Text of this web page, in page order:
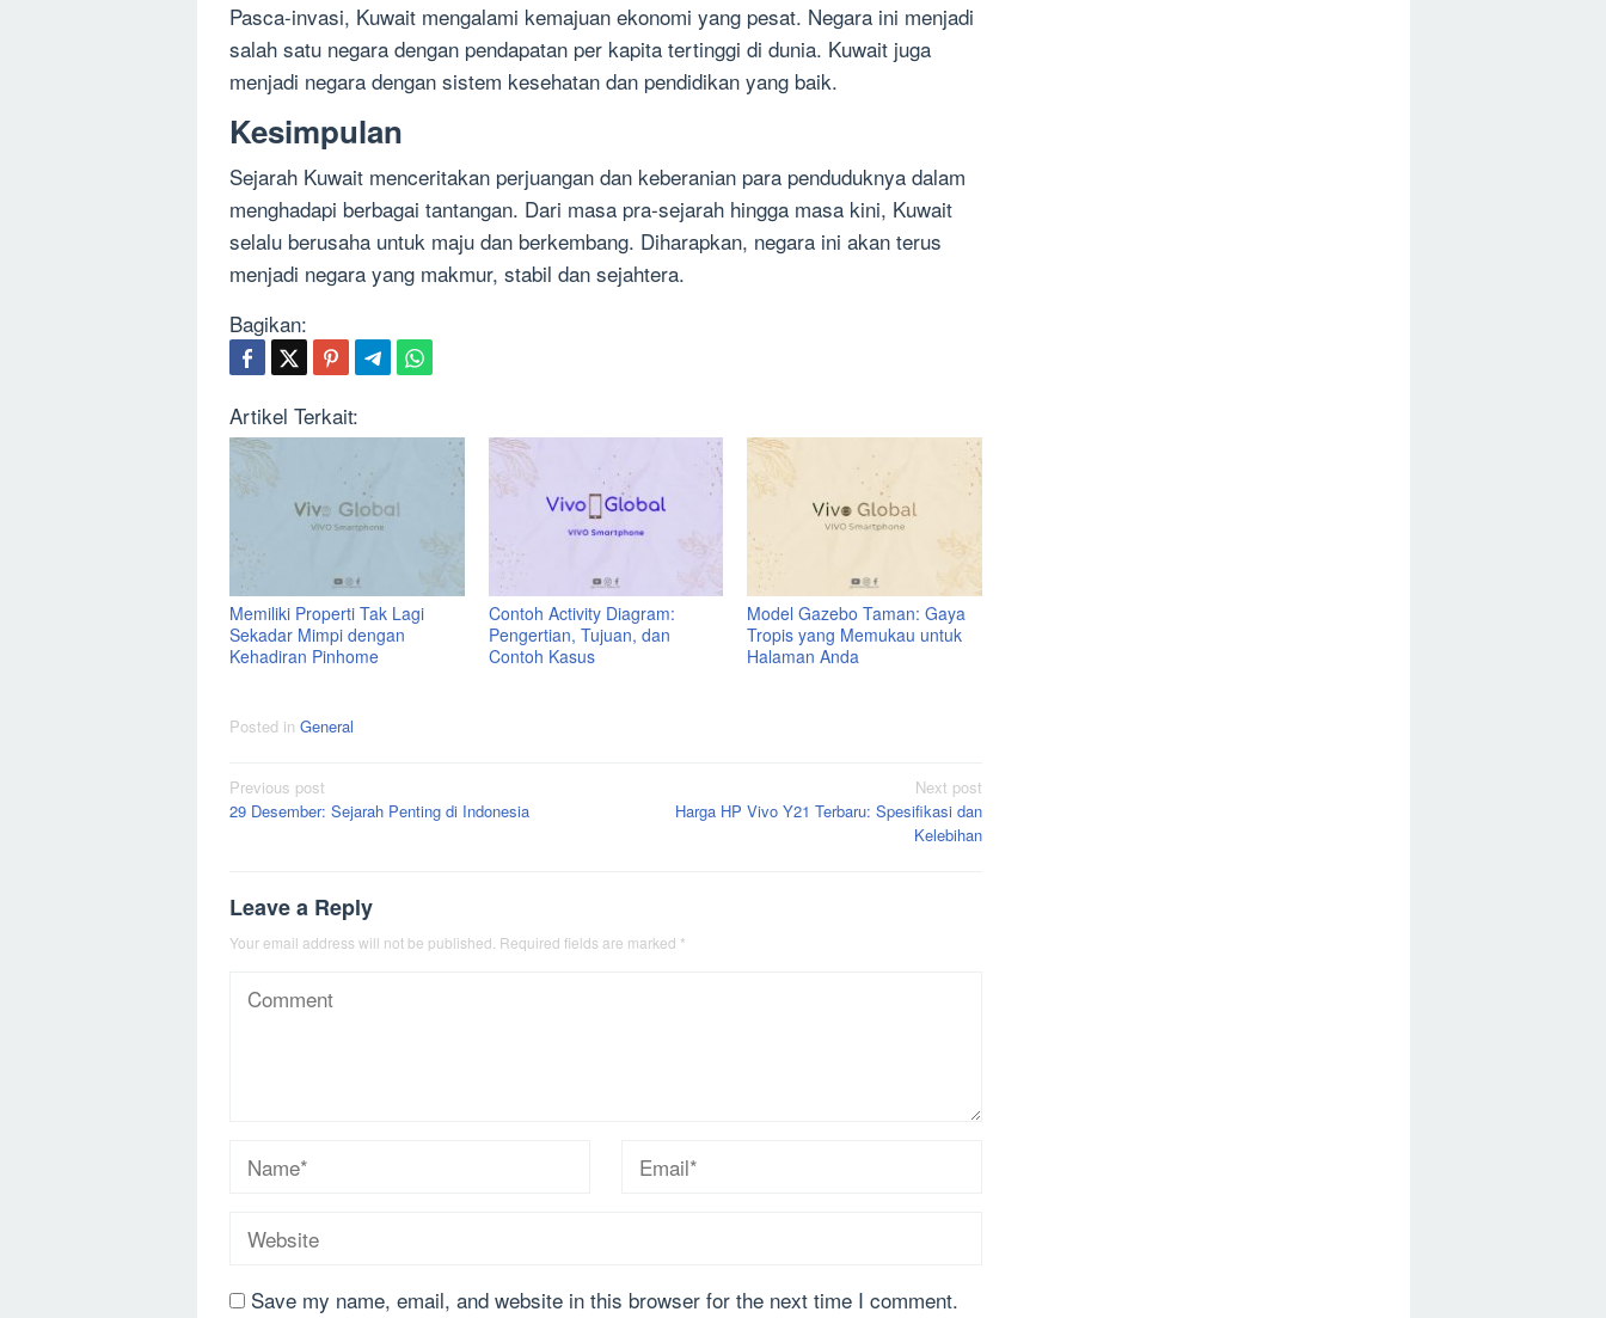
Pasca-invasi, Kuwait mengalami kemajuan ekonomi yang pesat. Negara ini menjadi
salah satu negara dengan pendapatan per kapita tertinggi di dunia. Kuwait juga
menjadi negara dengan sistem kesehatan dan pendidikan yang baik.
Kesimpulan
Sejarah Kuwait menceritakan perjuangan dan keberanian para penduduknya dalam
menghadapi berbagai tantangan. Dari masa pra-sejarah hingga masa kini, Kuwait
selalu berusaha untuk maju dan berkembang. Diharapkan, negara ini akan terus
menjadi negara yang makmur, stabil dan sejahtera.
Bagikan:
Artikel Terkait:
Memiliki Properti Tak Lagi
Sekadar Mimpi dengan
Kehadiran Pinhome
Contoh Activity Diagram:
Pengertian, Tujuan, dan
Contoh Kasus
Model Gazebo Taman: Gaya
Tropis yang Memukau untuk
Halaman Anda
Posted in General
Post
navigation
Previous post
29 Desember: Sejarah Penting di Indonesia
Next post
Harga HP Vivo Y21 Terbaru: Spesifikasi dan
Kelebihan
Leave a Reply
Your email address will not be published. Required fields are marked *
Save my name, email, and website in this browser for the next time I comment.